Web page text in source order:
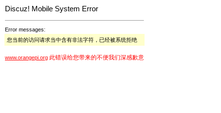
Discuz! Mobile System Error
Error messages:
您当前的访问请求当中含有非法字符，已经被系统拒绝
www.orangepi.org 此错误给您带来的不便我们深感歉意